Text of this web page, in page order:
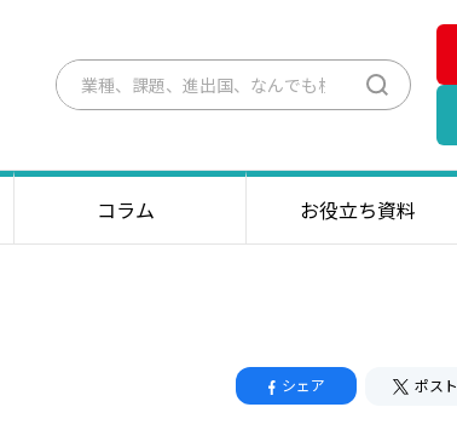
検
コラム お役立ち資料
シェア ポスト